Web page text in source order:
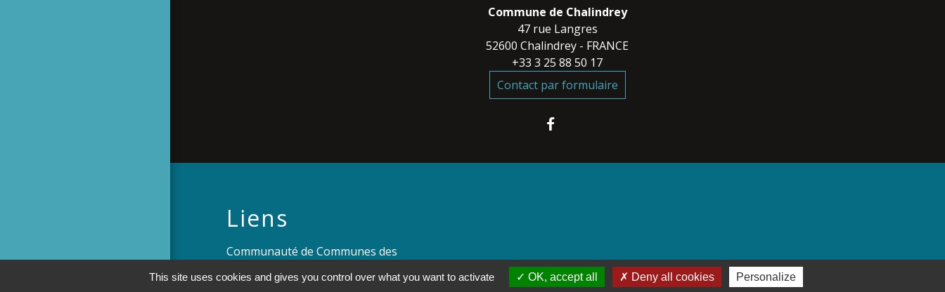
Commune de Chalindrey
47 rue Langres
52600 Chalindrey - FRANCE
+33 3 25 88 50 17
Contact par formulaire
Liens
Communauté de Communes des
This site uses cookies and gives you control over what you want to activate OK, accept all Deny all cookies Personalize